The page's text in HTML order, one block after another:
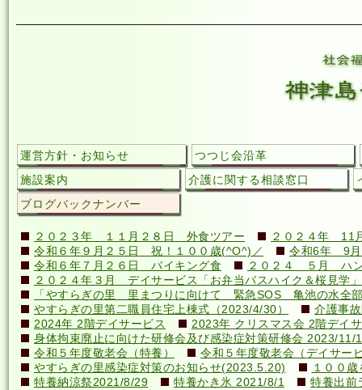
運営方針・お知らせ
つつじ会沿革
施設案内
介護に関する相談窓口
ブログバックナンバー
２０２３年 １１月２８日 外食ツアー
２０２４年 11
令和６年９月２５日 祝！１００歳(^O^)／
令和6年 9
令和６年７月２６日 バイキング食
２０２４ ５月 ハ
２０２４年３月 デイサービス「お弁当バスハイク＆桜見学」
「やすらぎの里 里まつりに向けて 緊急SOS 亀池の水全
やすらぎの里第二職員住宅上棟式（2023/4/30）
介護事
2024年 2階デイサービス
2023年 クリスマス会 2階デイ
身体拘束廃止に向けた研修会及び感染症対策研修会 2023/11/
令和５年度敬老会（特養）
令和５年度敬老会（デイサー
やすらぎの里感染症対策のお知らせ(2023.5.20)
１００
特養納涼祭2021/8/29
特養かき氷 2021/8/1
特養出前